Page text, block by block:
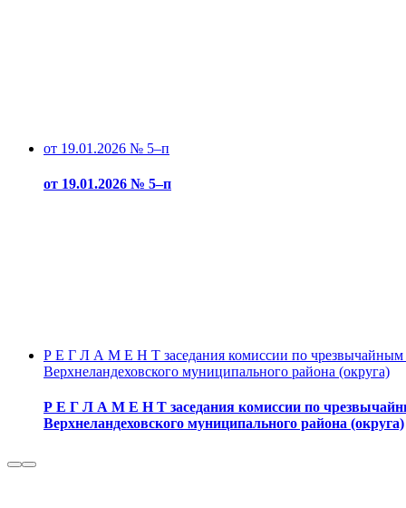
от 19.01.2026 № 5–п
от 19.01.2026 № 5–п
Р Е Г Л А М Е Н Т заседания комиссии по чрезвычайным
Верхнеландеховского муниципального района (округа)
Р Е Г Л А М Е Н Т заседания комиссии по
Верхнеландеховского муниципального района (округа)